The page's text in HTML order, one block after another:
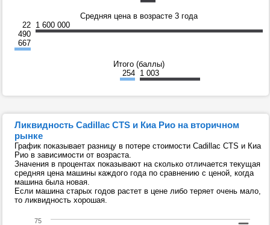
Средняя цена в возрасте 3 года
22
490
667
1 600 000
Итого (баллы)
254 1 003
Ликвидность Cadillac CTS и Киа Рио на вторичном
рынке
График показывает разницу в потере стоимости Cadillac CTS и Киа
Рио в зависимости от возраста.
Значения в процентах показывают на сколько отличается текущая
средняя цена машины каждого года по сравнению с ценой, когда
машина была новая.
Если машина старых годов растет в цене либо теряет очень мало,
то ликвидность хорошая.
75